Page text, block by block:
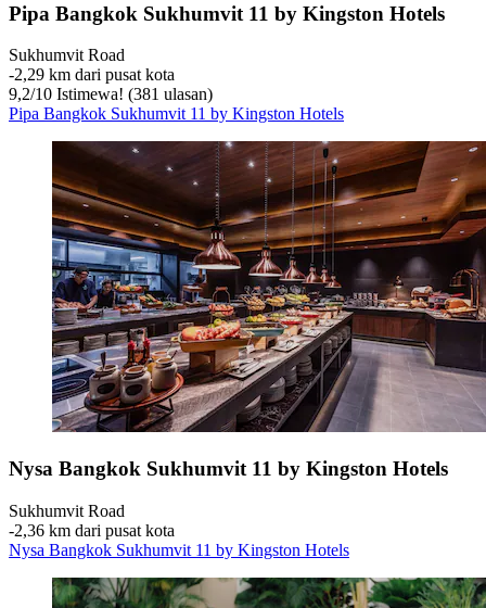
Pipa Bangkok Sukhumvit 11 by Kingston Hotels
Sukhumvit Road
‐2,29 km dari pusat kota
9,2/10 Istimewa! (381 ulasan)
Pipa Bangkok Sukhumvit 11 by Kingston Hotels
Nysa Bangkok Sukhumvit 11 by Kingston Hotels
Sukhumvit Road
‐2,36 km dari pusat kota
Nysa Bangkok Sukhumvit 11 by Kingston Hotels